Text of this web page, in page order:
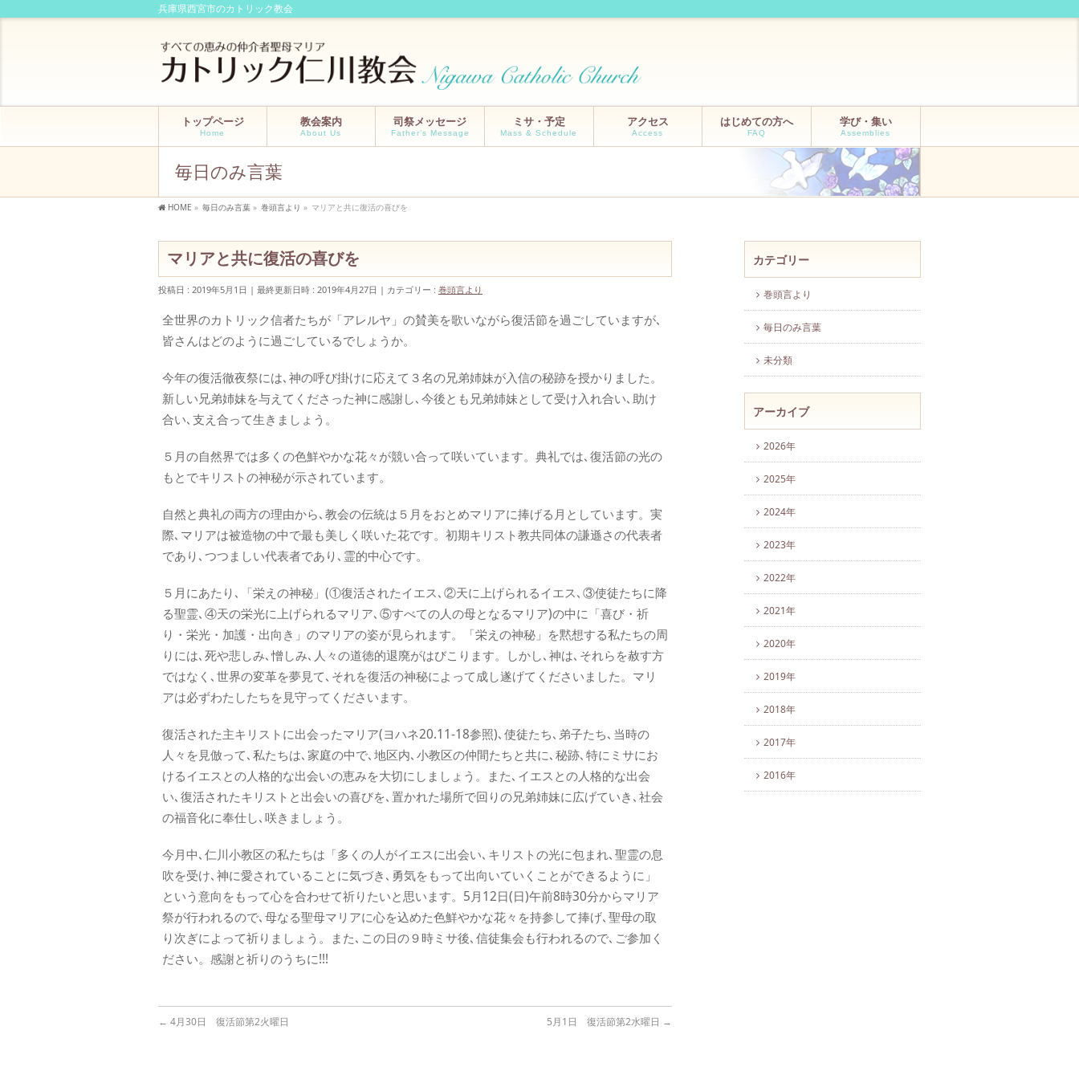
兵庫県西宮市のカトリック教会
トップページ
Home
教会案内
About Us
司祭メッセージ
Father’s Message
ミサ・予定
Mass & Schedule
アクセス
Access
はじめての方へ
FAQ
学び・集い
Assemblies
毎日のみ言葉
HOME » 毎日のみ言葉 » 巻頭言より » マリアと共に復活の喜びを
マリアと共に復活の喜びを
投稿日 : 2019年5月1日 最終更新日時 : 2019年4月27日 カテゴリー : 巻頭言より
全世界のカトリック信者たちが「アレルヤ」の賛美を歌いながら復活節を過ごしていますが､
皆さんはどのように過ごしているでしょうか。
今年の復活徹夜祭には､神の呼び掛けに応えて３名の兄弟姉妹が入信の秘跡を授かりました。
新しい兄弟姉妹を与えてくださった神に感謝し､今後とも兄弟姉妹として受け入れ合い､助け
合い､支え合って生きましょう。
５月の自然界では多くの色鮮やかな花々が競い合って咲いています。典礼では､復活節の光の
もとでキリストの神秘が示されています。
自然と典礼の両方の理由から､教会の伝統は５月をおとめマリアに捧げる月としています。実
際､マリアは被造物の中で最も美しく咲いた花です。初期キリスト教共同体の謙遜さの代表者
であり､つつましい代表者であり､霊的中心です。
５月にあたり､「栄えの神秘」(①復活されたイエス､②天に上げられるイエス､③使徒たちに降
る聖霊､④天の栄光に上げられるマリア､⑤すべての人の母となるマリア)の中に「喜び・祈
り・栄光・加護・出向き」のマリアの姿が見られます。「栄えの神秘」を黙想する私たちの周
りには､死や悲しみ､憎しみ､人々の道徳的退廃がはびこります。しかし､神は､それらを赦す方
ではなく､世界の変革を夢見て､それを復活の神秘によって成し遂げてくださいました。マリ
アは必ずわたしたちを見守ってくださいます。
復活された主キリストに出会ったマリア(ヨハネ20.11-18参照)､使徒たち､弟子たち､当時の
人々を見倣って､私たちは､家庭の中で､地区内､小教区の仲間たちと共に､秘跡､特にミサにお
けるイエスとの人格的な出会いの恵みを大切にしましょう。また､イエスとの人格的な出会
い､復活されたキリストと出会いの喜びを､置かれた場所で回りの兄弟姉妹に広げていき､社会
の福音化に奉仕し､咲きましょう。
今月中､仁川小教区の私たちは「多くの人がイエスに出会い､キリストの光に包まれ､聖霊の息
吹を受け､神に愛されていることに気づき､勇気をもって出向いていくことができるように」
という意向をもって心を合わせて祈りたいと思います。5月12日(日)午前8時30分からマリア
祭が行われるので､母なる聖母マリアに心を込めた色鮮やかな花々を持参して捧げ､聖母の取
り次ぎによって祈りましょう。また､この日の９時ミサ後､信徒集会も行われるので､ご参加く
ださい。感謝と祈りのうちに!!!
← 4月30日 復活節第2火曜日 5月1日 復活節第2水曜日 →
カテゴリー
巻頭言より
毎日のみ言葉
未分類
アーカイブ
2026年
2025年
2024年
2023年
2022年
2021年
2020年
2019年
2018年
2017年
2016年